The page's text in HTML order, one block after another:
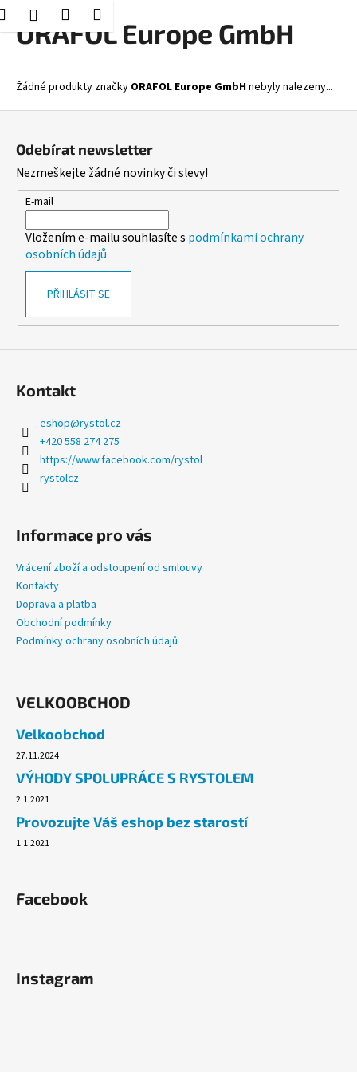
Přejít
HledatPřihlášení
Nákupní
košík
Menu
ORAFOL Europe GmbH
Žádné produkty značky ORAFOL Europe GmbHnebyly nalezeny...
K
o
Zpět
Zpět
C
o
o
t
ř
e
b
u
n
j
t
?
HLEDAT
D
o
p
u
u
j
e
m
e
PLYNOVÁ
190G,
PROPICHOVACÍ,
Původně:
Odebírat newsletter
Nezmeškejte žádné novinky či slevy!
E-mail
Vložením e-mailu souhlasíte s podmínkami ochrany
osobních údajů
PŘIHLÁSIT SE
Kontakt
eshop@rystol.cz
+420 558 274 275
https://www.facebook.com/rystol
rystolcz
Informace pro vás
Vrácení zboží a odstoupení od smlouvy
Kontakty
Doprava a platba
Obchodní podmínky
Podmínky ochrany osobních údajů
VELKOOBCHOD
Velkoobchod
27.11.2024
VÝHODY SPOLUPRÁCE S RYSTOLEM
2.1.2021
Provozujte Váš eshop bez starostí
1.1.2021
Facebook
Instagram